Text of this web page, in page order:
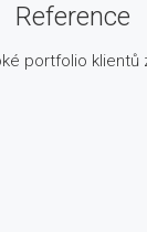
Reference
portfolio klientů